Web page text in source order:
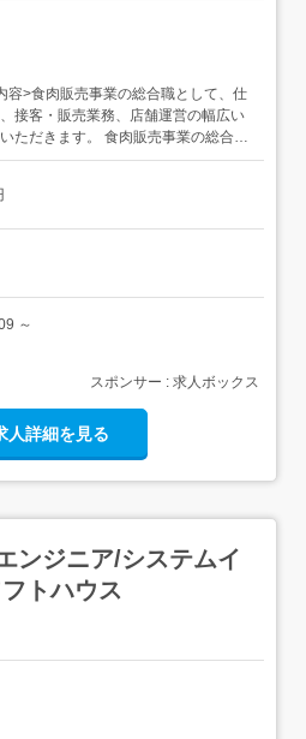
容>食肉販売事業の総合職として、仕
接客・販売業務、店舗運営の幅広い
ただきます。 食肉販売事業の総合職
の特性や顧客層等を考慮した商品作り
更の範囲>店舗運営関連業務<給与・
～
スポンサー : 求人ボックス
人詳細を見る
ンジニア/システムイ
トハウス